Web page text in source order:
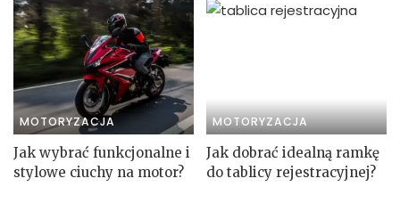
MOTORYZACJA
Jak wybrać funkcjonalne i
stylowe ciuchy na motor?
MOTORYZACJA
Jak dobrać idealną ramkę
do tablicy rejestracyjnej?